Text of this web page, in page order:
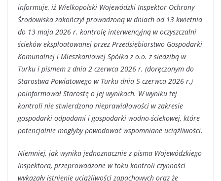
informuje, iż Wielkopolski Wojewódzki Inspektor Ochrony
Środowiska zakończył prowadzoną w dniach od 13 kwietnia
do 13 maja 2026 r. kontrolę interwencyjną w oczyszczalni
ścieków eksploatowanej przez Przedsiębiorstwo Gospodarki
Komunalnej i Mieszkaniowej Spółka z o.o. z siedzibą w
Turku i pismem z dnia 2 czerwca 2026 r. (doręczonym do
Starostwa Powiatowego w Turku dnia 5 czerwca 2026 r.)
poinformował Starostę o jej wynikach. W wyniku tej
kontroli nie stwierdzono nieprawidłowości w zakresie
gospodarki odpadami i gospodarki wodno-ściekowej, które
potencjalnie mogłyby powodować wspomniane uciążliwości.
Niemniej, jak wynika jednoznacznie z pisma Wojewódzkiego
Inspektora, przeprowadzone w toku kontroli czynności
wykazały istnienie uciążliwości zapachowych oraz że